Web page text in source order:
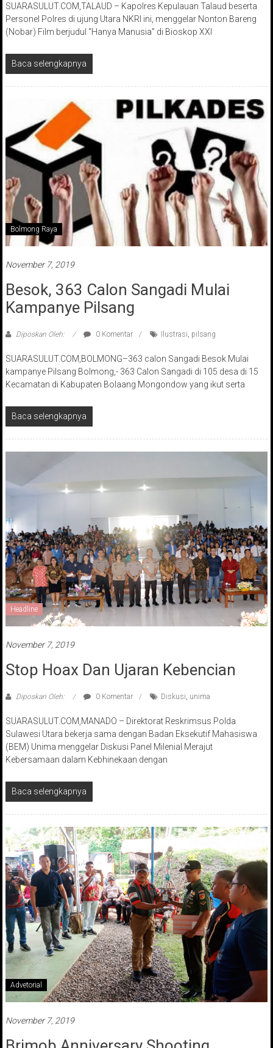
SUARASULUT.COM,TALAUD – Kapolres Kepulauan Talaud beserta
Personel Polres di ujung Utara NKRI ini, menggelar Nonton Bareng
(Nobar) Film berjudul “Hanya Manusia” di Bioskop XXI
Baca selengkapnya
Bolmong Raya
November 7, 2019
Besok, 363 Calon Sangadi Mulai
Kampanye Pilsang
Diposkan Oleh: 0 Komentar Ilustrasi pilsang
SUARASULUT.COM,BOLMONG–363 calon Sangadi Besok Mulai
kampanye Pilsang Bolmong,- 363 Calon Sangadi di 105 desa di 15
Kecamatan di Kabupaten Bolaang Mongondow yang ikut serta
Baca selengkapnya
Headline
November 7, 2019
Stop Hoax Dan Ujaran Kebencian
Diposkan Oleh: 0 Komentar Diskusi, unima
SUARASULUT.COM,MANADO – Direktorat Reskrimsus Polda
Sulawesi Utara bekerja sama dengan Badan Eksekutif Mahasiswa
(BEM) Unima menggelar Diskusi Panel Milenial Merajut
Kebersamaan dalam Kebhinekaan dengan
Baca selengkapnya
Advetorial
November 7, 2019